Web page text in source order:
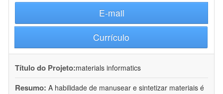
E-mail
Currículo
Título do Projeto:materials informatics
Resumo: A habilidade de manusear e sintetizar materiais é